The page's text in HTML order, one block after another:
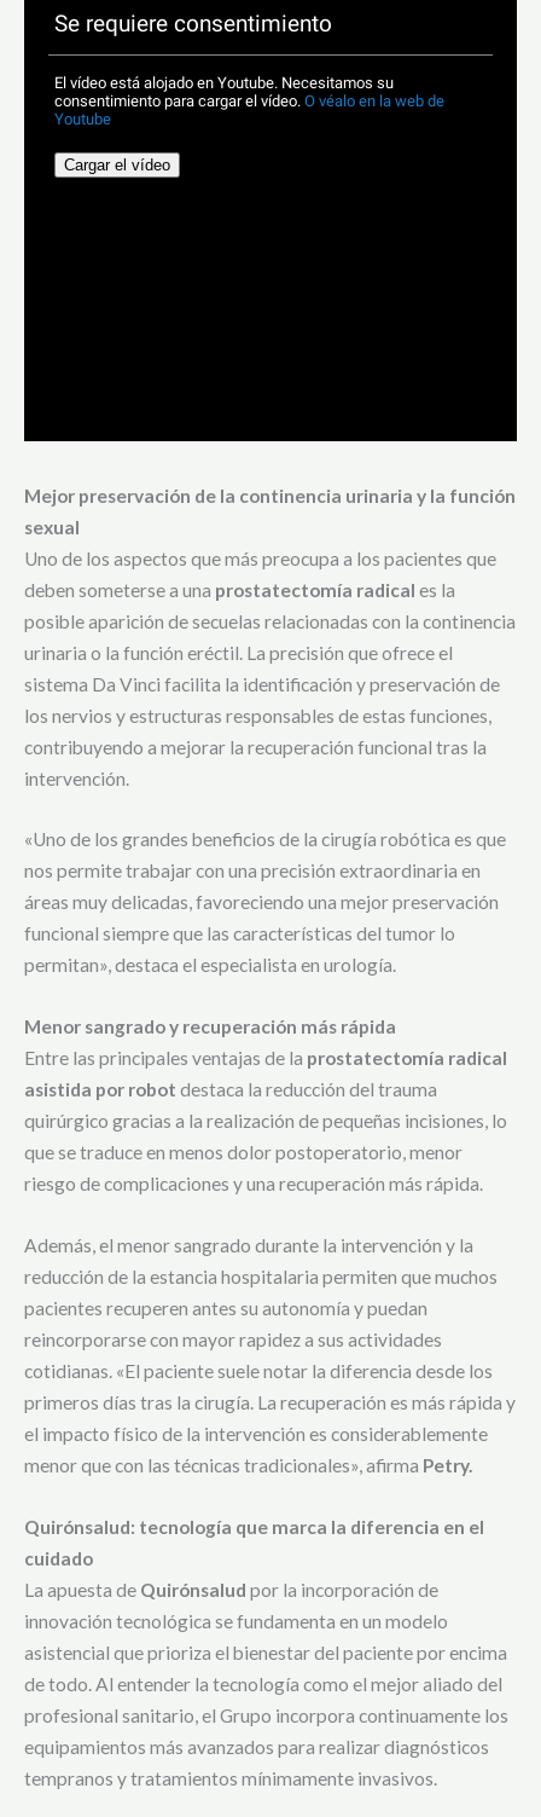
Mejor preservación de la continencia urinaria y la función
sexual
Uno de los aspectos que más preocupa a los pacientes que
deben someterse a una prostatectomía radical es la
posible aparición de secuelas relacionadas con la continencia
urinaria o la función eréctil. La precisión que ofrece el
sistema Da Vinci facilita la identificación y preservación de
los nervios y estructuras responsables de estas funciones,
contribuyendo a mejorar la recuperación funcional tras la
intervención.
«Uno de los grandes beneficios de la cirugía robótica es que
nos permite trabajar con una precisión extraordinaria en
áreas muy delicadas, favoreciendo una mejor preservación
funcional siempre que las características del tumor lo
permitan», destaca el especialista en urología.
Menor sangrado y recuperación más rápida
Entre las principales ventajas de la prostatectomía radical
asistida por robot destaca la reducción del trauma
quirúrgico gracias a la realización de pequeñas incisiones, lo
que se traduce en menos dolor postoperatorio, menor
riesgo de complicaciones y una recuperación más rápida.
Además, el menor sangrado durante la intervención y la
reducción de la estancia hospitalaria permiten que muchos
pacientes recuperen antes su autonomía y puedan
reincorporarse con mayor rapidez a sus actividades
cotidianas. «El paciente suele notar la diferencia desde los
primeros días tras la cirugía. La recuperación es más rápida y
el impacto físico de la intervención es considerablemente
menor que con las técnicas tradicionales», afirma Petry.
Quirónsalud: tecnología que marca la diferencia en el
cuidado
La apuesta de Quirónsalud por la incorporación de
innovación tecnológica se fundamenta en un modelo
asistencial que prioriza el bienestar del paciente por encima
de todo. Al entender la tecnología como el mejor aliado del
profesional sanitario, el Grupo incorpora continuamente los
equipamientos más avanzados para realizar diagnósticos
tempranos y tratamientos mínimamente invasivos.